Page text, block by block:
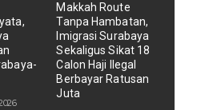
Makkah Route
Tanpa Hambatan,
Imigrasi Surabaya
Sekaligus Sikat 18
Calon Haji Ilegal
Berbayar Ratusan
Juta